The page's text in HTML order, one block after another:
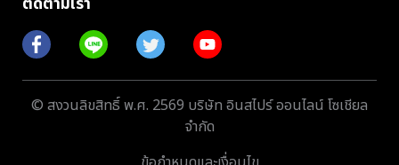
© สงวนลิขสิทธิ์ พ.ศ. 2569 บริษัท อินสไปร์ ออนไลน์ โซเชียล
จำกัด